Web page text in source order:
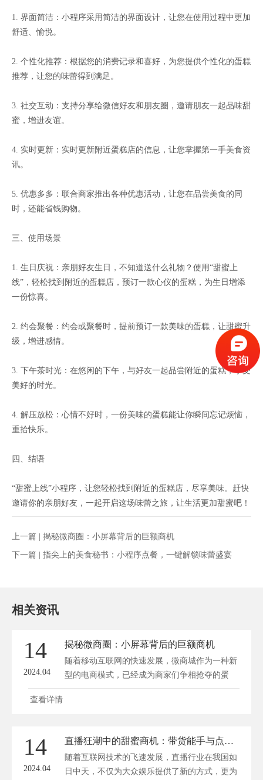
1. 界面简洁：小程序采用简洁的界面设计，让您在使用过程中更加
舒适、愉悦。
2. 个性化推荐：根据您的消费记录和喜好，为您提供个性化的蛋糕
推荐，让您的味蕾得到满足。
3. 社交互动：支持分享给微信好友和朋友圈，邀请朋友一起品味甜
蜜，增进友谊。
4. 实时更新：实时更新附近蛋糕店的信息，让您掌握第一手美食资
讯。
5. 优惠多多：联合商家推出各种优惠活动，让您在品尝美食的同
时，还能省钱购物。
三、使用场景
1. 生日庆祝：亲朋好友生日，不知道送什么礼物？使用“甜蜜上
线”，轻松找到附近的蛋糕店，预订一款心仪的蛋糕，为生日增添
一份惊喜。
2. 约会聚餐：约会或聚餐时，提前预订一款美味的蛋糕，让甜蜜升
级，增进感情。
3. 下午茶时光：在悠闲的下午，与好友一起品尝附近的蛋糕，享受
美好的时光。
4. 解压放松：心情不好时，一份美味的蛋糕能让你瞬间忘记烦恼，
重拾快乐。
四、结语
“甜蜜上线”小程序，让您轻松找到附近的蛋糕店，尽享美味。赶快
邀请你的亲朋好友，一起开启这场味蕾之旅，让生活更加甜蜜吧！
上一篇 | 揭秘微商圈：小屏幕背后的巨额商机
下一篇 | 指尖上的美食秘书：小程序点餐，一键解锁味蕾盛宴
相关资讯
14
2024.04
揭秘微商圈：小屏幕背后的巨额商机
随着移动互联网的快速发展，微商城作为一种新
型的电商模式，已经成为商家们争相抢夺的蛋
糕...
查看详情
14
2024.04
直播狂潮中的甜蜜商机：带货能手与点心诱惑的完美结合
随着互联网技术的飞速发展，直播行业在我国如
日中天，不仅为大众娱乐提供了新的方式，更为